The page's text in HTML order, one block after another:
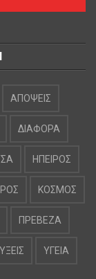
ΑΠΟΨΕΙΣ
ΔΙΑΦΟΡΑ
ΗΠΕΙΡΟΣ
ΚΟΣΜΟΣ
ΠΡΕΒΕΖΑ
ΥΓΕΙΑ